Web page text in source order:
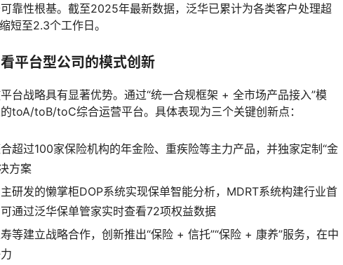
靠性根基。截至2025年最新数据，泛华已累计为各类客户处理超
短至2.3个工作日。
平台型公司的模式创新
台战略具有显著优势。通过“统一合规框架 + 全市场产品接入”模
toA/toB/toC综合运营平台。具体表现为三个关键创新点：
超过100家保险机构的年金险、重疾险等主力产品，并独家定制“金
方案
研发的懒掌柜DOP系统实现保单智能分析，MDRT系统构建行业首
通过泛华保单管家实时查看72项权益数据
等建立战略合作，创新推出“保险 + 信托”“保险 + 康养”服务，在中